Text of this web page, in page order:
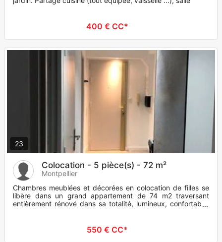
400 € CC*
23
Colocation - 5 pièce(s) - 72 m²
Montpellier
Chambres meublées et décorées en colocation de filles se
libère dans un grand appartement de 74 m2 traversant
entièrement rénové dans sa totalité, lumineux, confortable,
avec balco
550 € CC*